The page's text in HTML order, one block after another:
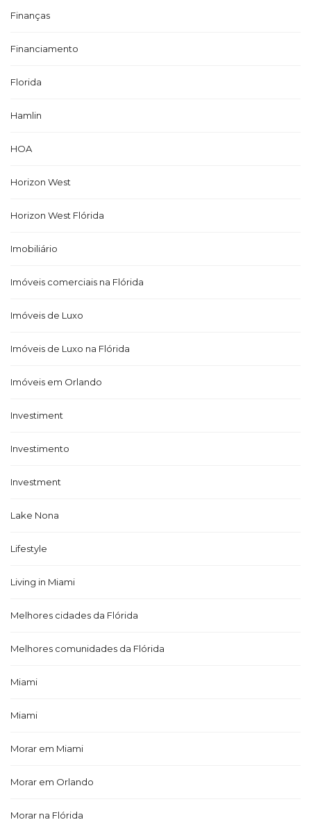
Finanças
Financiamento
Florida
Hamlin
HOA
Horizon West
Horizon West Flórida
Imobiliário
Imóveis comerciais na Flórida
Imóveis de Luxo
Imóveis de Luxo na Flórida
Imóveis em Orlando
Investiment
Investimento
Investment
Lake Nona
Lifestyle
Living in Miami
Melhores cidades da Flórida
Melhores comunidades da Flórida
Miami
Miami
Morar em Miami
Morar em Orlando
Morar na Flórida